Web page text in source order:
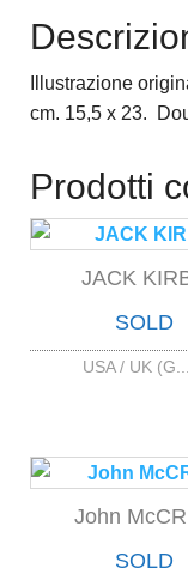
Illustrazione
cm. 15,5 x 23.
Prodotti
JACK
SOLD
USA / UK
John
SOLD